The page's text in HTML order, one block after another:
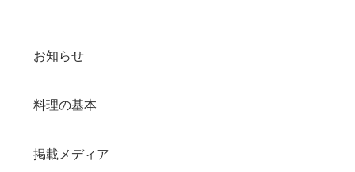
お知らせ
料理の基本
掲載メディア